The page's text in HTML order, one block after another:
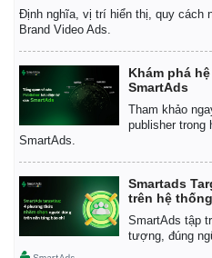
Định nghĩa, vị trí hiển thị, quy cách
Brand Video Ads.
Khám phá
SmartAds
Tham khảo
publisher trong
SmartAds.
Smartads
trên hệ
SmartAds tập
tượng, đúng